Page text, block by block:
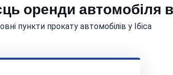
оренди автомобіля в
пункти прокату автомобілів у Ібіса